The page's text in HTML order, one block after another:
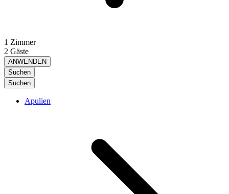
1 Zimmer
2 Gäste
ANWENDEN
Suchen
Suchen
Apulien